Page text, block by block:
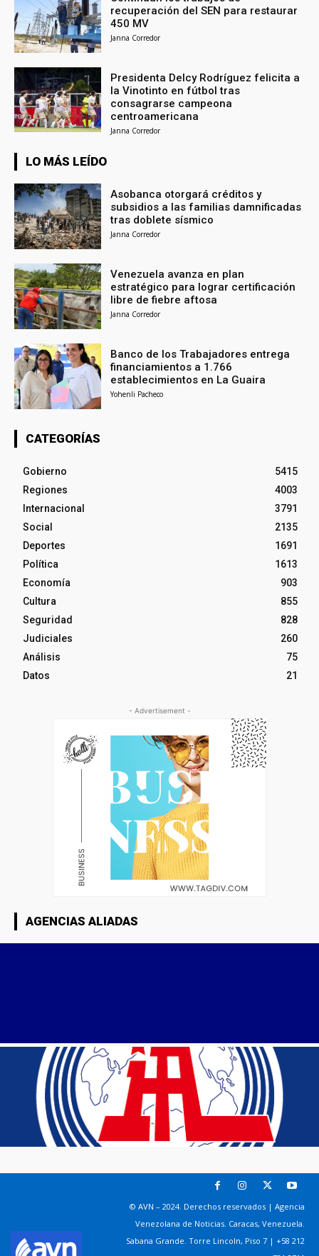
recuperación del SEN para restaurar
450 MV
Janna Corredor
Presidenta Delcy Rodríguez felicita a
la Vinotinto en fútbol tras
consagrarse campeona
centroamericana
Janna Corredor
LO MÁS LEÍDO
Asobanca otorgará créditos y
subsidios a las familias damnificadas
tras doblete sísmico
Janna Corredor
Venezuela avanza en plan
estratégico para lograr certificación
libre de fiebre aftosa
Janna Corredor
Banco de los Trabajadores entrega
financiamientos a 1.766
establecimientos en La Guaira
Yohenli Pacheco
CATEGORÍAS
Gobierno
5415
Regiones
4003
Internacional
3791
Social
2135
Deportes
1691
Política
1613
Economía
903
Cultura
855
Seguridad
828
Judiciales
260
Análisis
75
Datos
21
- Advertisement -
AGENCIAS ALIADAS
© AVN – 2024. Derechos reservados | Agencia
Venezolana de Noticias. Caracas, Venezuela.
Sabana Grande. Torre Lincoln, Piso 7 | +58 212